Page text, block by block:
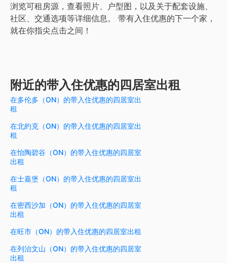
浏览可租房源，查看照片、户型图，以及关于配套设施、
社区、交通选项等详细信息。
带有入住优惠的下一个家，
就在你指尖点击之间！
附近的带入住优惠的四居室出租
在多伦多（ON）的带入住优惠的四居室出
租
在北約克（ON）的带入住优惠的四居室出
租
在怡陶碧谷（ON）的带入住优惠的四居室
出租
在士嘉堡（ON）的带入住优惠的四居室出
租
在密西沙加（ON）的带入住优惠的四居室
出租
在旺市（ON）的带入住优惠的四居室出租
在列治文山（ON）的带入住优惠的四居室
出租